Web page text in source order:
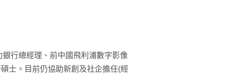
行總經理、前中國飛利浦數字影像
士。目前仍協助新創及社企擔任(經